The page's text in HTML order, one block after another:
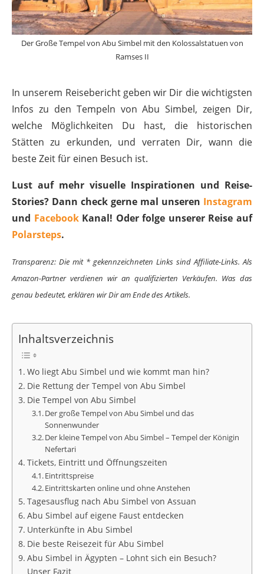
Der Große Tempel von Abu Simbel mit den Kolossalstatuen von
Ramses II
In unserem Reisebericht geben wir Dir die wichtigsten
Infos zu den Tempeln von Abu Simbel, zeigen Dir,
welche Möglichkeiten Du hast, die historischen
Stätten zu erkunden, und verraten Dir, wann die
beste Zeit für einen Besuch ist.
Lust auf mehr visuelle Inspirationen und Reise-
Stories? Dann check gerne mal unseren Instagram
und FacebookKanal! Oder folge unserer Reise auf
Polarsteps.
Transparenz: Die mit * gekennzeichneten Links sind Affiliate-Links. Als
Amazon-Partner verdienen wir an qualifizierten Verkäufen. Was das
genau bedeutet, erklären wir Dir am Ende des Artikels.
Inhaltsverzeichnis
Wo liegt Abu Simbel und wie kommt man hin?
Die Rettung der Tempel von Abu Simbel
Die Tempel von Abu Simbel
Der große Tempel von Abu Simbel und das
Sonnenwunder
Der kleine Tempel von Abu Simbel – Tempel der Königin
Nefertari
Tickets, Eintritt und Öffnungszeiten
Eintrittspreise
Eintrittskarten online und ohne Anstehen
Tagesausflug nach Abu Simbel von Assuan
Abu Simbel auf eigene Faust entdecken
Unterkünfte in Abu Simbel
Die beste Reisezeit für Abu Simbel
Abu Simbel in Ägypten – Lohnt sich ein Besuch?
Unser Fazit